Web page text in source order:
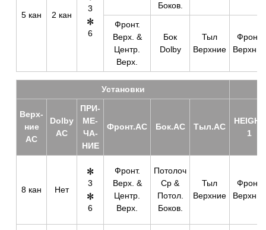
5 кан 2 кан
3
6
Боков.
Фронт.
Верх. &
Центр.
Верх.
Бок
Dolby
Тыл
Верхние
Фронт.
Верхние
Уста­нов­ки
Верх­
ние
АС
Dolby
АС
ПРИ­
МЕ­
ЧА­
НИЕ
Фронт.АС Бок.АС Тыл.АС
HEIGHT
1
8 кан Нет
3
6
Фронт.
Верх. &
Центр.
Верх.
Потолоч
Ср &
Потол.
Боков.
Тыл
Верхние
Фронт.
Верхние